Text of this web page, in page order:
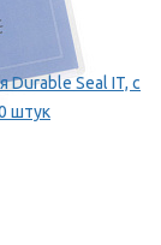
Seal IT, с
штук